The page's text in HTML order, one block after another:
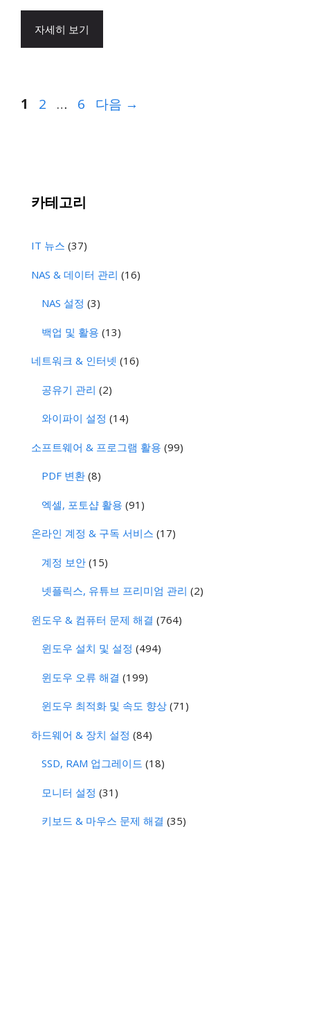
자세히 보기
페
1
페
2 …
페
6 다음 →
카테고리
IT 뉴스 (37)
NAS & 데이터 관리 (16)
NAS 설정 (3)
백업 및 활용 (13)
네트워크 & 인터넷 (16)
공유기 관리 (2)
와이파이 설정 (14)
소프트웨어 & 프로그램 활용 (99)
PDF 변환 (8)
엑셀, 포토샵 활용 (91)
온라인 계정 & 구독 서비스 (17)
계정 보안 (15)
넷플릭스, 유튜브 프리미엄 관리 (2)
윈도우 & 컴퓨터 문제 해결 (764)
윈도우 설치 및 설정 (494)
윈도우 오류 해결 (199)
윈도우 최적화 및 속도 향상 (71)
하드웨어 & 장치 설정 (84)
SSD, RAM 업그레이드 (18)
모니터 설정 (31)
키보드 & 마우스 문제 해결 (35)